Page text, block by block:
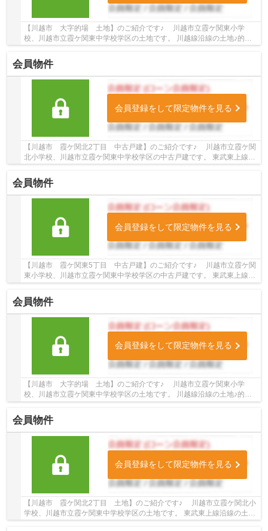
【川越市 大字的場 土地】のご紹介です♪ 川越市立霞ケ関東小学
校、川越市立霞ケ関東中学校学区の土地です。 川越線沿線の土地♪的場
駅徒歩11分の土地です。 お気軽にトゥルーズホー...
会員物件
会員登録をして限定物件を見る
【川越市 霞ケ関北2丁目 中古戸建】のご紹介です♪ 川越市立霞ケ関
北小学校、川越市立霞ケ関東中学校学区の中古戸建です。 東武東上線沿
線の中古戸建♪霞ケ関駅徒歩12分の中古戸建で...
会員物件
会員登録をして限定物件を見る
【川越市 霞ケ関東5丁目 中古戸建】のご紹介です♪ 川越市立霞ケ関
東小学校、川越市立霞ケ関東中学校学区の中古戸建です。 東武東上線沿
線の中古戸建♪霞ヶ関駅徒歩12分の中古戸建で...
会員物件
会員登録をして限定物件を見る
【川越市 大字的場 土地】のご紹介です♪ 川越市立霞ケ関東小学
校、川越市立霞ケ関東中学校学区の土地です。 川越線沿線の土地♪的場
駅徒歩11分の土地です。 お気軽にトゥルーズホー...
会員物件
会員登録をして限定物件を見る
【川越市 霞ケ関北2丁目 土地】のご紹介です♪ 川越市立霞ケ関北小
学校、川越市立霞ケ関東中学校学区の土地です。 東武東上線沿線の土地